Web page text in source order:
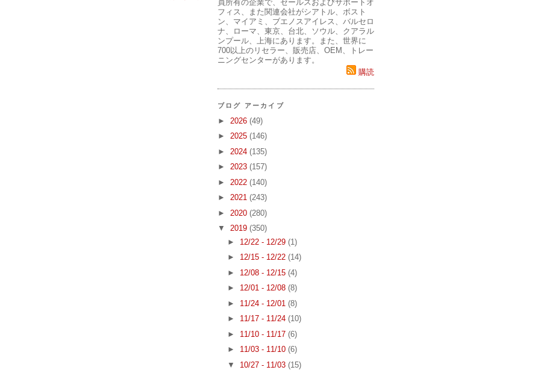
員所有の企業で、セールスおよびサポートオ
フィス、また関連会社がシアトル、ボスト
ン、マイアミ、ブエノスアイレス、バルセロ
ナ、ローマ、東京、台北、ソウル、クアラル
ンプール、上海にあります。また、世界に
700以上のリセラー、販売店、OEM、トレー
ニングセンターがあります。
購読
ブログ アーカイブ
► 2026 (49)
► 2025 (146)
► 2024 (135)
► 2023 (157)
► 2022 (140)
► 2021 (243)
► 2020 (280)
▼ 2019 (350)
► 12/22 - 12/29 (1)
► 12/15 - 12/22 (14)
► 12/08 - 12/15 (4)
► 12/01 - 12/08 (8)
► 11/24 - 12/01 (8)
► 11/17 - 11/24 (10)
► 11/10 - 11/17 (6)
► 11/03 - 11/10 (6)
▼ 10/27 - 11/03 (15)